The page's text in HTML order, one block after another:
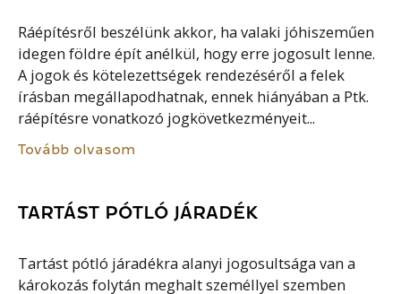
Ráépítésről beszélünk akkor, ha valaki jóhiszeműen
idegen földre épít anélkül, hogy erre jogosult lenne.
A jogok és kötelezettségek rendezéséről a felek
írásban megállapodhatnak, ennek hiányában a Ptk.
ráépítésre vonatkozó jogkövetkezményeit...
Tovább olvasom
TARTÁST PÓTLÓ JÁRADÉK
Tartást pótló járadékra alanyi jogosultsága van a
károkozás folytán meghalt személlyel szemben